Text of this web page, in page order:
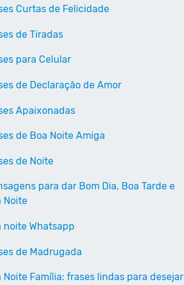
Curtas de Felicidade
de Tiradas
para Celular
de Declaração de Amor
Apaixonadas
de Boa Noite Amiga
de Noite
para dar Bom Dia, Boa Tarde e
Noite
noite Whatsapp
de Madrugada
Noite Família: frases lindas para desejar